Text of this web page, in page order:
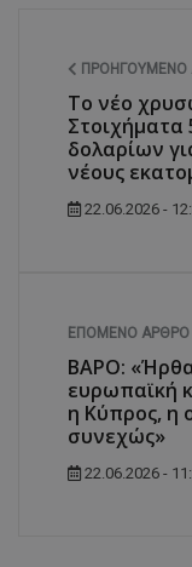
ΠΡΟΗΓΟΎΜΕΝΟ
Το νέο
Στοιχήματα
δολαρίων
νέους
22.06.2026 -
ΕΠΌΜΕΝΟ ΆΡΘΡΟ
ΒΑΡΟ:
ευρωπαϊκή
η Κύπρος, η
συνεχώς»
22.06.2026 -